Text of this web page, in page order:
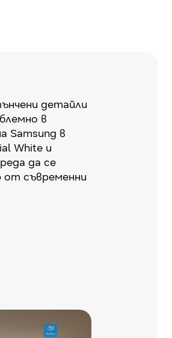
детайли
в
Samsung в
White и
да се
съвременни